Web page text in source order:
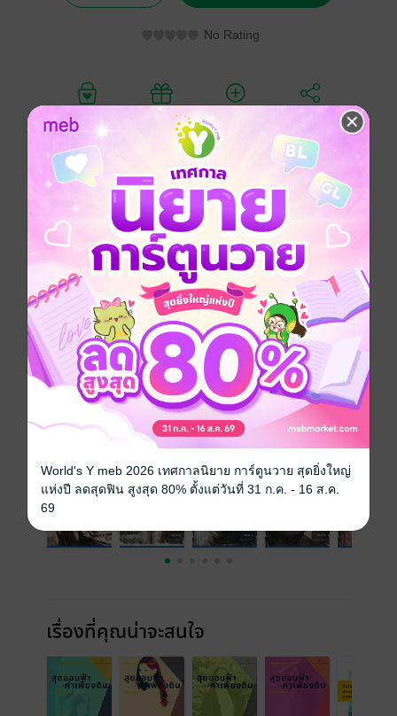
No Rating
อยากได้ ซื้อเป็นของขวัญ แชร์
50 ภาพยนตร์ Rate R ที่ควรต้องดู
ที่ผู้เขียนแนะนำ แยกเป็นเล่มละ 5 เรื่อง
ซีรีส์ 50 หนังเรทอาร์
ประเภทไฟล์ pdf
วันที่วางขาย 05 สิงหาคม 2564
ความยาว 12 หน้า
ราคาปก 100 บาท (ประหยัด 41%)
เล่มอื่นๆ ในซีรีส์ ดูทั้งหมด
เรื่องที่คุณน่าจะสนใจ
World's Y meb 2026 เทศกาลนิยาย การ์ตูนวาย สุดยิ่งใหญ่
แห่งปี ลดสุดฟิน สูงสุด 80% ตั้งแต่วันที่ 31 ก.ค. - 16 ส.ค.
69